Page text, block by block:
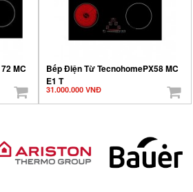
MC
Bếp Điện Từ TecnohomePX58 MC
E1 T
31.000.000 VNĐ